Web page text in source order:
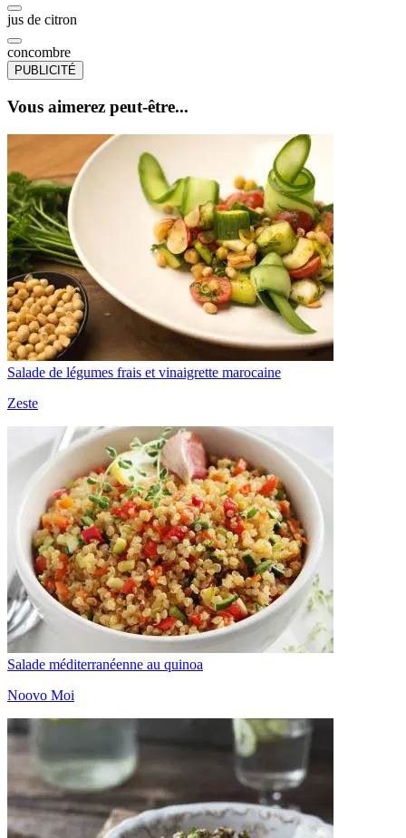
jus de citron
concombre
PUBLICITÉ
Vous aimerez peut-être...
Salade de légumes frais et vinaigrette marocaine
Zeste
Salade méditerranéenne au quinoa
Noovo Moi